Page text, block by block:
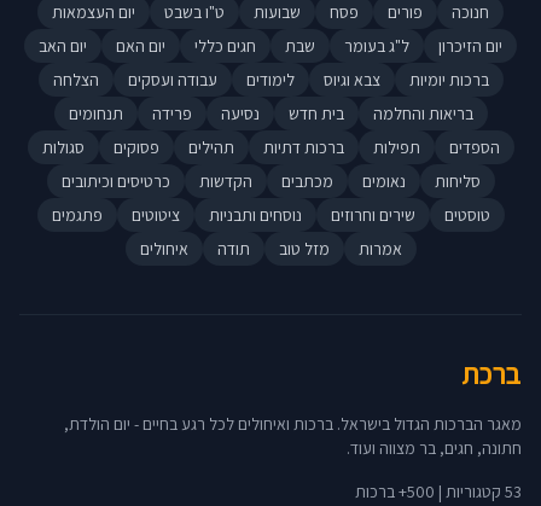
חנוכה
פורים פסח שבועות ט"ו בשבט
יום העצמאות
יום הזיכרון
ל"ג בעומר שבת חגים כללי יום האם
יום האב
ברכות יומיות
צבא וגיוס לימודים עבודה ועסקים
הצלחה
בריאות והחלמה
בית חדש נסיעה פרידה
תנחומים
הספדים
תפילות ברכות דתיות תהילים פסוקים
סגולות
סליחות
נאומים מכתבים הקדשות
כרטיסים וכיתובים
טוסטים
שירים וחרוזים נוסחים ותבניות ציטוטים
פתגמים
אמרות
מזל טוב תודה איחולים
ברכת
מאגר הברכות הגדול בישראל. ברכות ואיחולים לכל רגע בחיים - יום הולדת,
חתונה, חגים, בר מצווה ועוד.
53 קטגוריות | 500+ ברכות